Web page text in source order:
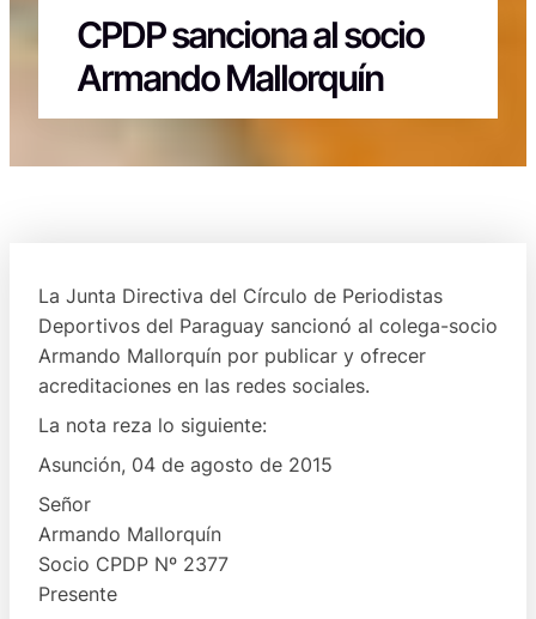
CPDP sanciona al socio
Armando Mallorquín
La Junta Directiva del Círculo de Periodistas
Deportivos del Paraguay sancionó al colega-socio
Armando Mallorquín por publicar y ofrecer
acreditaciones en las redes sociales.
La nota reza lo siguiente:
Asunción, 04 de agosto de 2015
Señor
Armando Mallorquín
Socio CPDP Nº 2377
Presente